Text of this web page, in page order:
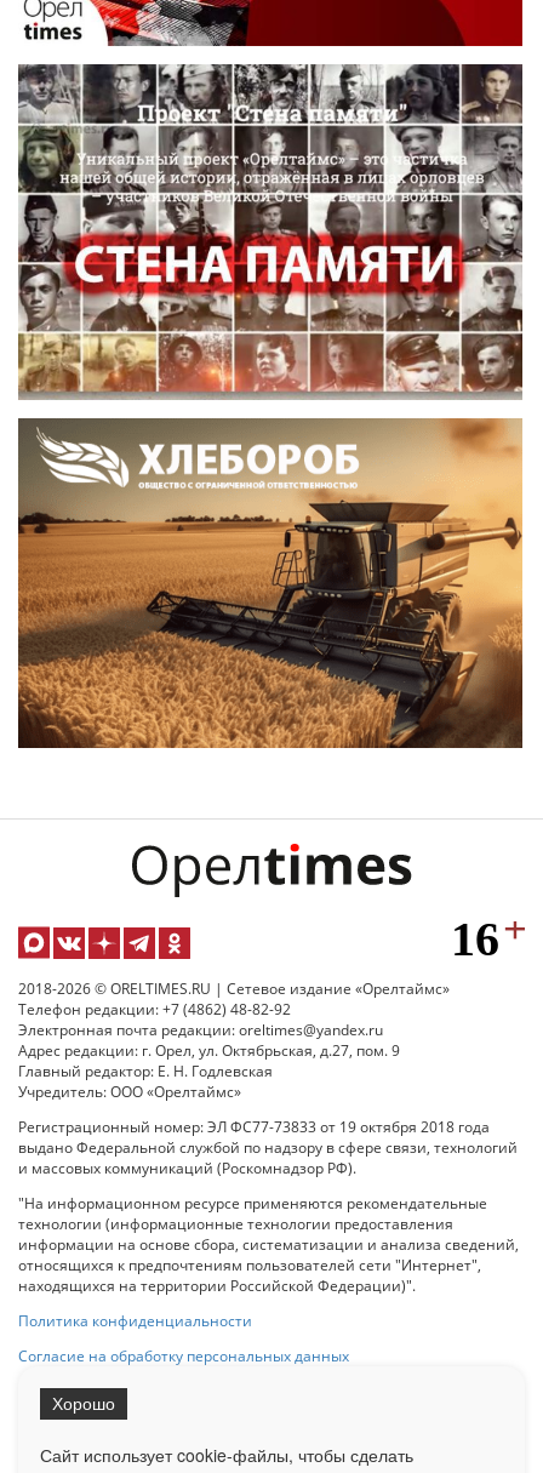
2018-2026 © ORELTIMES.RU | Сетевое издание «Орелтаймс»
Телефон редакции: +7 (4862) 48-82-92
Электронная почта редакции: oreltimes@yandex.ru
Адрес редакции: г. Орел, ул. Октябрьская, д.27, пом. 9
Главный редактор: Е. Н. Годлевская
Учредитель: ООО «Орелтаймс»
Регистрационный номер: ЭЛ ФС77-73833 от 19 октября 2018 года
выдано Федеральной службой по надзору в сфере связи, технологий
и массовых коммуникаций (Роскомнадзор РФ).
"На информационном ресурсе применяются рекомендательные
технологии (информационные технологии предоставления
информации на основе сбора, систематизации и анализа сведений,
относящихся к предпочтениям пользователей сети "Интернет",
находящихся на территории Российской Федерации)".
Политика конфиденциальности
Согласие на обработку персональных данных
При использовании любого материала с данного сайта гипер-ссылка
на Сетевое издание «ОрелТаймс» обязательна.
Сайт использует cookie-файлы, чтобы сделать
Хорошо